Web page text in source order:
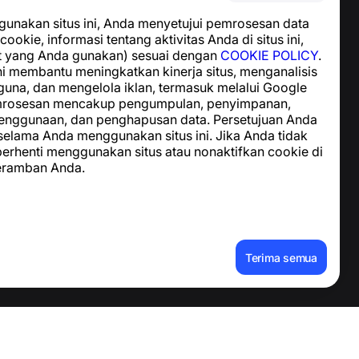
situs ini, Anda menyetujui pemrosesan data
informasi tentang aktivitas Anda di situs ini,
Anda gunakan) sesuai dengan COOKIE POLICY.
membantu meningkatkan kinerja situs, menganalisis
dan mengelola iklan, termasuk melalui Google
mencakup pengumpulan, penyimpanan,
dan penghapusan data. Persetujuan Anda
Anda menggunakan situs ini. Jika Anda tidak
menggunakan situs atau nonaktifkan cookie di
Anda.
Terima semua
Berita dan Artikel
Tentang proyek
Kontak